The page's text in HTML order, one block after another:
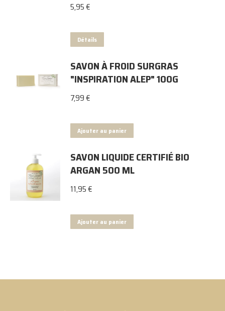
5,95€
Détails
SAVON À FROID SURGRAS
"INSPIRATION ALEP" 100G
7,99€
Ajouter au panier
SAVON LIQUIDE CERTIFIÉ BIO
ARGAN 500 ML
11,95€
Ajouter au panier